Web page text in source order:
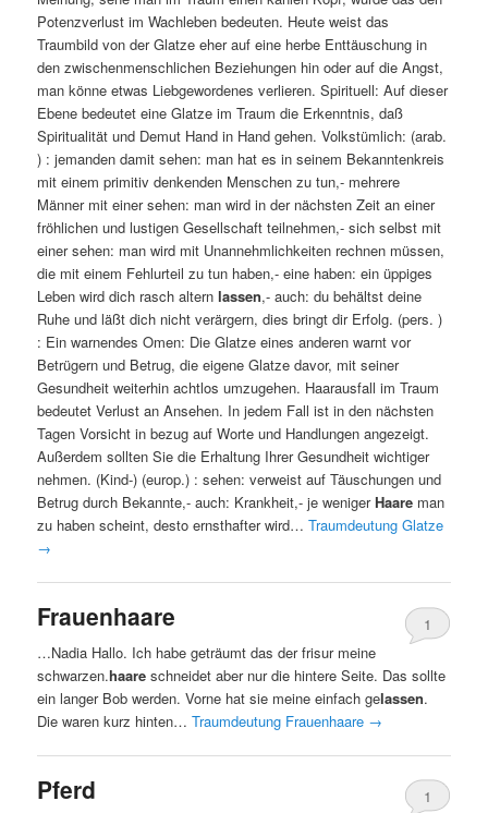
Potenzverlust im Wachleben bedeuten. Heute weist das
Traumbild von der Glatze eher auf eine herbe Enttäuschung in
den zwischenmenschlichen Beziehungen hin oder auf die Angst,
man könne etwas Liebgewordenes verlieren. Spirituell: Auf dieser
Ebene bedeutet eine Glatze im Traum die Erkenntnis, daß
Spiritualität und Demut Hand in Hand gehen. Volkstümlich: (arab.
) : jemanden damit sehen: man hat es in seinem Bekanntenkreis
mit einem primitiv denkenden Menschen zu tun,- mehrere
Männer mit einer sehen: man wird in der nächsten Zeit an einer
fröhlichen und lustigen Gesellschaft teilnehmen,- sich selbst mit
einer sehen: man wird mit Unannehmlichkeiten rechnen müssen,
die mit einem Fehlurteil zu tun haben,- eine haben: ein üppiges
Leben wird dich rasch alternlassen,- auch: du behältst deine
Ruhe und läßt dich nicht verärgern, dies bringt dir Erfolg. (pers. )
: Ein warnendes Omen: Die Glatze eines anderen warnt vor
Betrügern und Betrug, die eigene Glatze davor, mit seiner
Gesundheit weiterhin achtlos umzugehen. Haarausfall im Traum
bedeutet Verlust an Ansehen. In jedem Fall ist in den nächsten
Tagen Vorsicht in bezug auf Worte und Handlungen angezeigt.
Außerdem sollten Sie die Erhaltung Ihrer Gesundheit wichtiger
nehmen. (Kind-) (europ.) : sehen: verweist auf Täuschungen und
Betrug durch Bekannte,- auch: Krankheit,- je wenigerHaare man
zu haben scheint, desto ernsthafter wird…Traumdeutung Glatze
→
Frauenhaare
1
…Nadia Hallo. Ich habe geträumt das der frisur meine
schwarzen.haare schneidet aber nur die hintere Seite. Das sollte
ein langer Bob werden. Vorne hat sie meine einfach gelassen.
Die waren kurz hinten…Traumdeutung Frauenhaare →
Pferd
1